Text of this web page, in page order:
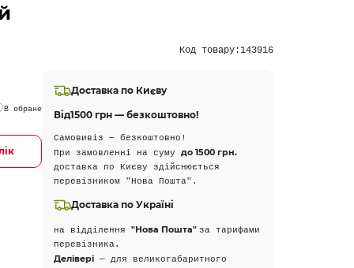
Код товару:143916
В обране
Доставка по Києву
Від1500 грн — безкоштовно!
Самовивіз — безкоштовно!
При замовленні на сумудо 1500 грн.
доставка по Києву здійснюється
перевізником "Нова Пошта".
Доставка по Україні
на відділення"Нова Пошта" за тарифами
перевізника.
Делівері — для великогабаритного